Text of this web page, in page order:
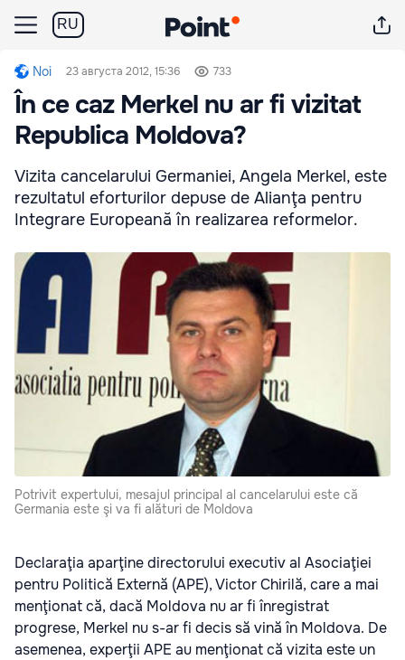
RU
Noi 23 августа 2012, 15:36 733
În ce caz Merkel nu ar fi vizitat
Republica Moldova?
Vizita cancelarului Germaniei, Angela Merkel, este
rezultatul eforturilor depuse de Alianţa pentru
Integrare Europeană în realizarea reformelor.
Potrivit expertului, mesajul principal al cancelarului este că
Germania este şi va fi alături de Moldova
Declaraţia aparţine directorului executiv al Asociaţiei
pentru Politică Externă (APE), Victor Chirilă, care a mai
menţionat că, dacă Moldova nu ar fi înregistrat
progrese, Merkel nu s-ar fi decis să vină în Moldova. De
asemenea, experţii APE au menţionat că vizita este un